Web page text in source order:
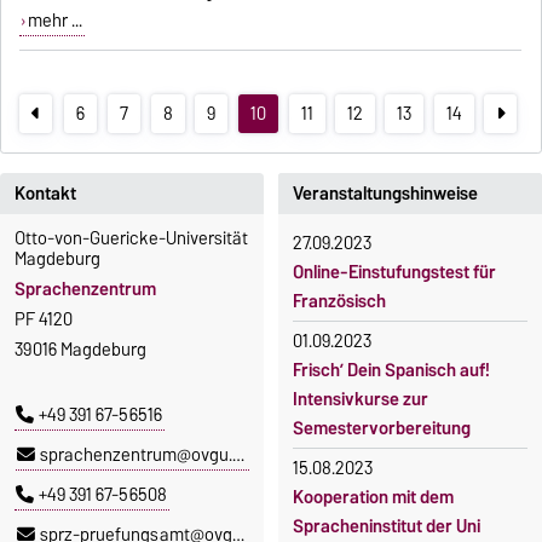
mehr ...
6 7 8 9 10 11 12 13 14
Kontakt
Otto-von-Guericke-Universität
Magdeburg
Sprachenzentrum
PF 4120
39016 Magdeburg
+49 391 67-56516
sprachenzentrum@ovgu.de
+49 391 67-56508
sprz-pruefungsamt@ovgu.de
Veranstaltungshinweise
27.09.2023
Online-Einstufungstest für
Französisch
01.09.2023
Frisch’ Dein Spanisch auf!
Intensivkurse zur
Semestervorbereitung
15.08.2023
Kooperation mit dem
Spracheninstitut der Uni